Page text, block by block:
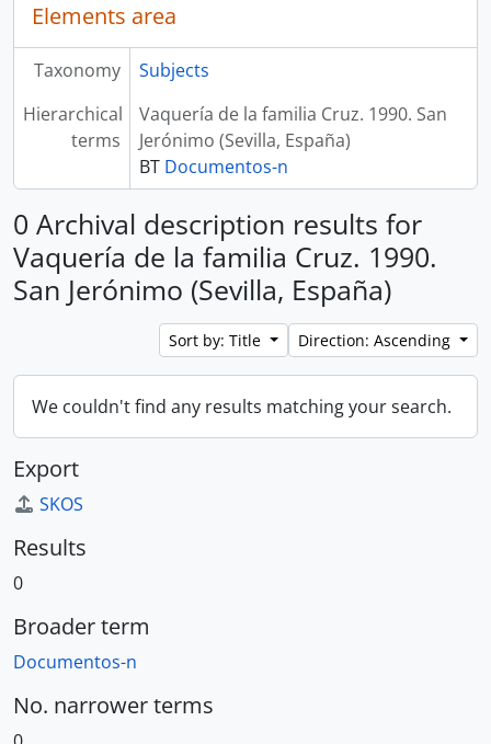
Elements area
Taxonomy
Subjects
Hierarchical
terms
Vaquería de la familia Cruz. 1990. San
Jerónimo (Sevilla, España)
BT Documentos-n
0 Archival description results for
Vaquería de la familia Cruz. 1990.
San Jerónimo (Sevilla, España)
Sort by: Title Direction: Ascending
We couldn't find any results matching your search.
Export
SKOS
Results
0
Broader term
Documentos-n
No. narrower terms